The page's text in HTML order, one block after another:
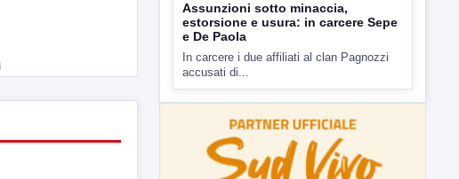
6 AGOSTO 2026
Assunzioni sotto minaccia,
estorsione e usura: in carcere Sepe
e De Paola
In carcere i due affiliati al clan Pagnozzi
accusati di...